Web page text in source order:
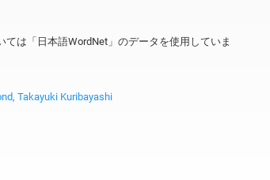
は「日本語WordNet」のデータを使用していま
Takayuki Kuribayashi